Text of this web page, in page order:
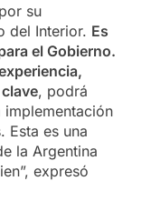
su
del Interior. Es
el Gobierno.
, podrá
Esta es una
la Argentina
expresó